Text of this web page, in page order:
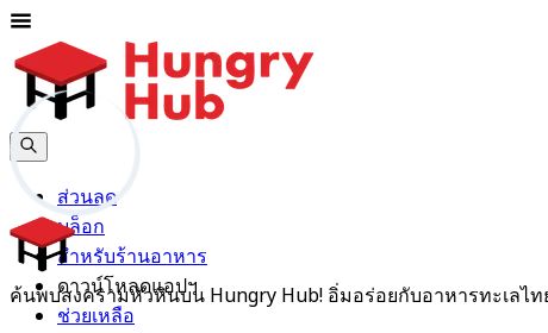
ส่วนลด
บล็อก
สำหรับร้านอาหาร
ดาวน์โหลดแอปฯ
ช่วยเหลือ
ค้นพบสงครามหัวหินบน Hungry Hub! อิ่มอร่อยกับอาหารทะเลไ